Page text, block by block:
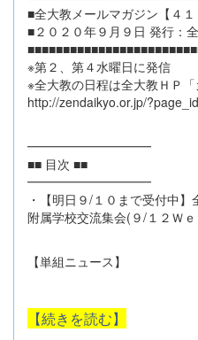
■全大教メールマガジン【４
■２０２０年９月９日 発行：
※第２、第４水曜日に発信
※全大教の日程は全大教ＨＰ
http://zendaikyo.or.jp/
━━━━━━━━━━
■■ 目次 ■■
━━━━━━━━━━
・【明日９/１０まで受付中】
附属学校交流集会(９/１２Ｗｅ
【単組ニュース】
【続きを読む】